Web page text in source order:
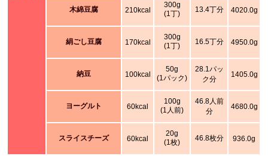
木綿豆腐 210kcal
300g
(1丁)
13.4丁分 4020.0g
絹ごし豆腐 170kcal
300g
(1丁)
16.5丁分 4950.0g
納豆 100kcal
50g
(1パック)
28.1パッ
ク分
1405.0g
ヨーグルト 60kcal
100g
(1人前)
46.8人前
分
4680.0g
スライスチーズ 60kcal
20g
(1枚)
46.8枚分 936.0g